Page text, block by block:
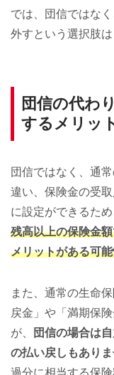
では、団信ではな
外すという選択肢は
団信の代わ
するメリッ
団信ではなく、通
違い、保険金の受
に設定ができるため
残高以上の保険金
メリットがある可
また、通常の生命
戻金」や「満期保
が、
団信の場合は
の払い戻しもあり